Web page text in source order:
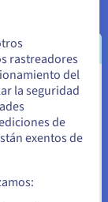
en
Estados
deberá buscar
rastreadores
del
la seguridad
de
exentos de